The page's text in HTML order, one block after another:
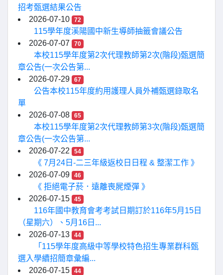
招考甄選結果公告
2026-07-10
72
115學年度溪陽國中新生導師抽籤會議公告
2026-07-07
70
本校115學年度第2次代理教師第2次(階段)甄選簡
章公告(一次公告第...
2026-07-29
67
公告本校115年度約用護理人員外補甄選錄取名
單
2026-07-08
65
本校115學年度第2次代理教師第3次(階段)甄選簡
章公告(一次公告第...
2026-07-22
54
《 7月24日-二三年級返校日日程 & 整潔工作 》
2026-07-09
46
《 拒絕電子菸．遠離喪屍煙彈 》
2026-07-15
45
116年國中教育會考考試日期訂於116年5月15日
（星期六）、5月16日...
2026-07-13
44
「115學年度高級中等學校特色招生專業群科甄
選入學續招簡章彙編...
2026-07-15
44